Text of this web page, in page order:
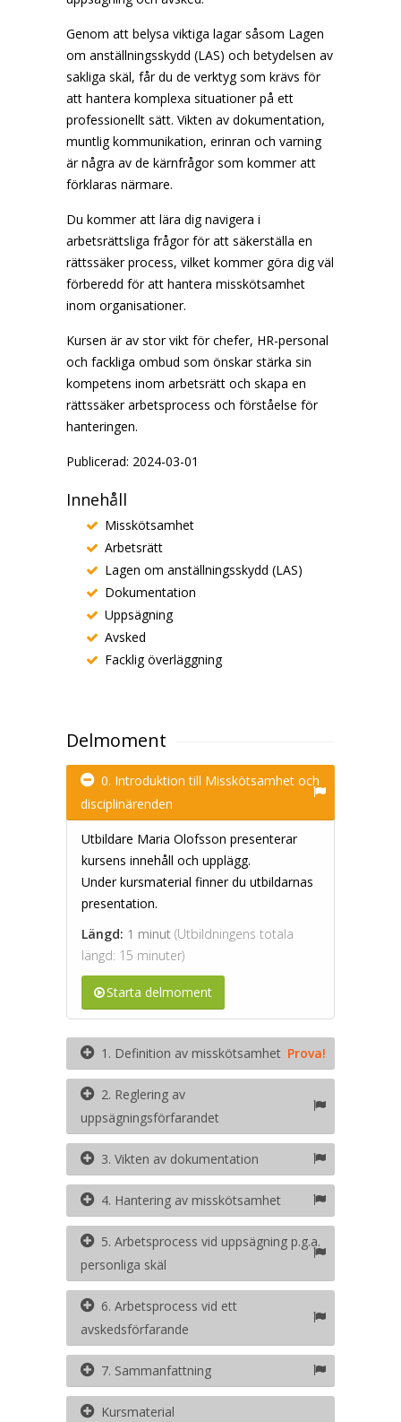
Genom att belysa viktiga lagar såsom Lagen
om anställningsskydd (LAS) och betydelsen av
sakliga skäl, får du de verktyg som krävs för
att hantera komplexa situationer på ett
professionellt sätt. Vikten av dokumentation,
muntlig kommunikation, erinran och varning
är några av de kärnfrågor som kommer att
förklaras närmare.
Du kommer att lära dig navigera i
arbetsrättsliga frågor för att säkerställa en
rättssäker process, vilket kommer göra dig väl
förberedd för att hantera misskötsamhet
inom organisationer.
Kursen är av stor vikt för chefer, HR-personal
och fackliga ombud som önskar stärka sin
kompetens inom arbetsrätt och skapa en
rättssäker arbetsprocess och förståelse för
hanteringen.
Publicerad: 2024-03-01
Innehåll
Misskötsamhet
Arbetsrätt
Lagen om anställningsskydd (LAS)
Dokumentation
Uppsägning
Avsked
Facklig överläggning
Delmoment
0. Introduktion till Misskötsamhet och
disciplinärenden
Utbildare Maria Olofsson presenterar
kursens innehåll och upplägg.
Under kursmaterial finner du utbildarnas
presentation.
Längd: 1 minut (Utbildningens totala
längd: 15 minuter)
Starta delmoment
1. Definition av misskötsamhet Prova!
2. Reglering av
uppsägningsförfarandet
3. Vikten av dokumentation
4. Hantering av misskötsamhet
5. Arbetsprocess vid uppsägning p.g.a.
personliga skäl
6. Arbetsprocess vid ett
avskedsförfarande
7. Sammanfattning
Kursmaterial